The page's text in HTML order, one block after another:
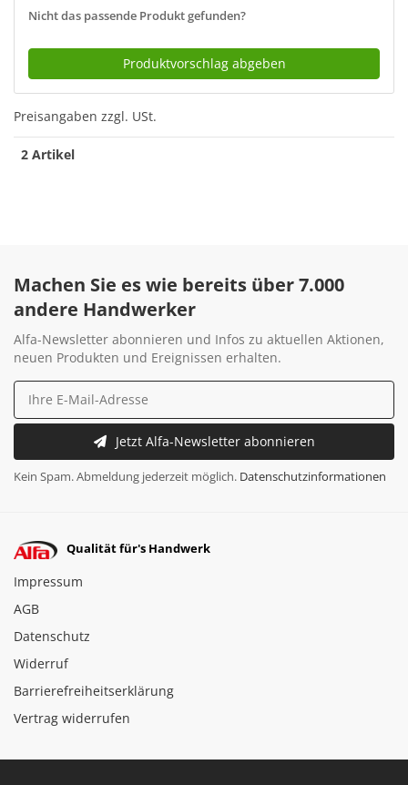
Nicht das passende Produkt gefunden?
Produktvorschlag abgeben
Preisangaben zzgl. USt.
2 Artikel
Machen Sie es wie bereits über 7.000
andere Handwerker
Alfa-Newsletter abonnieren und Infos zu aktuellen Aktionen,
neuen Produkten und Ereignissen erhalten.
Jetzt Alfa-Newsletter abonnieren
Kein Spam. Abmeldung jederzeit möglich. Datenschutzinformationen
Qualität für's Handwerk
Impressum
AGB
Datenschutz
Widerruf
Barrierefreiheitserklärung
Vertrag widerrufen